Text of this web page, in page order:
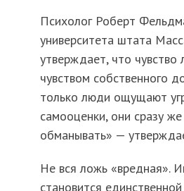
Психолог Роберт
университета штата
утверждает, что чувство
чувством собственного
только люди ощущают
самооценки, они сразу
обманывать» —
Не вся ложь «вредная».
становится